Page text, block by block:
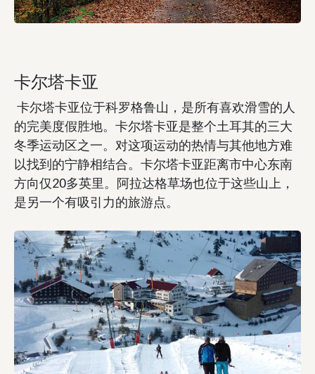
卡尔塔卡亚
卡尔塔卡亚位于科罗格鲁山，是所有喜欢滑雪的人
的完美度假胜地。卡尔塔卡亚是整个土耳其的三大
冬季运动区之一。对这项运动的热情与其他地方难
以找到的宁静相结合。卡尔塔卡亚距离市中心东南
方向仅20多英里。阿拉达格草场也位于这些山上，
是另一个有吸引力的旅游点。